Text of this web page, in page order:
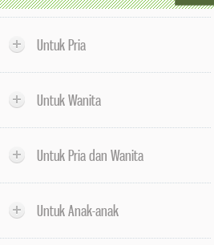
Untuk Pria
Untuk Wanita
Untuk Pria dan Wanita
Untuk Anak-anak